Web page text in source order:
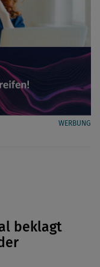
WERBUNG
beklagt